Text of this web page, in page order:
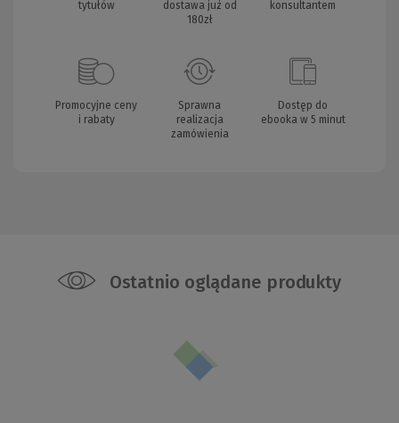
tytułów
dostawa już od
180zł
konsultantem
Promocyjne ceny
i rabaty
Sprawna
realizacja
zamówienia
Dostęp do
ebooka w 5 minut
Ostatnio oglądane produkty